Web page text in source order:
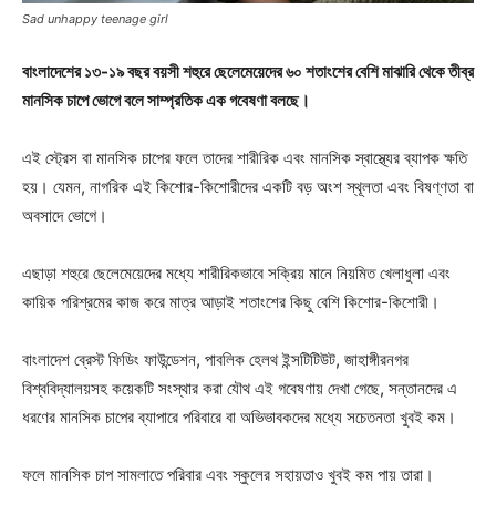
Sad unhappy teenage girl
বাংলাদেশের ১৩-১৯ বছর বয়সী শহুরে ছেলেমেয়েদের ৬০ শতাংশের বেশি মাঝারি থেকে তীব্র
মানসিক চাপে ভোগে বলে সাম্প্রতিক এক গবেষণা বলছে।
এই স্ট্রেস বা মানসিক চাপের ফলে তাদের শারীরিক এবং মানসিক স্বাস্থ্যের ব্যাপক ক্ষতি
হয়। যেমন, নাগরিক এই কিশোর-কিশোরীদের একটি বড় অংশ স্থূলতা এবং বিষণ্ণতা বা
অবসাদে ভোগে।
এছাড়া শহুরে ছেলেমেয়েদের মধ্যে শারীরিকভাবে সক্রিয় মানে নিয়মিত খেলাধুলা এবং
কায়িক পরিশ্রমের কাজ করে মাত্র আড়াই শতাংশের কিছু বেশি কিশোর-কিশোরী।
বাংলাদেশ ব্রেস্ট ফিডিং ফাউন্ডেশন, পাবলিক হেলথ ইন্সটিটিউট, জাহাঙ্গীরনগর
বিশ্ববিদ্যালয়সহ কয়েকটি সংস্থার করা যৌথ এই গবেষণায় দেখা গেছে, সন্তানদের এ
ধরণের মানসিক চাপের ব্যাপারে পরিবারে বা অভিভাবকদের মধ্যে সচেতনতা খুবই কম।
ফলে মানসিক চাপ সামলাতে পরিবার এবং স্কুলের সহায়তাও খুবই কম পায় তারা।